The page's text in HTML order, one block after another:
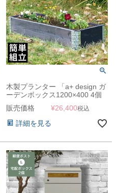
木製プランター 「a+ design ガ
ーデンボックス1200×400 4個
セット ブラック」
販売価格 ¥26,400税込
詳細を見る